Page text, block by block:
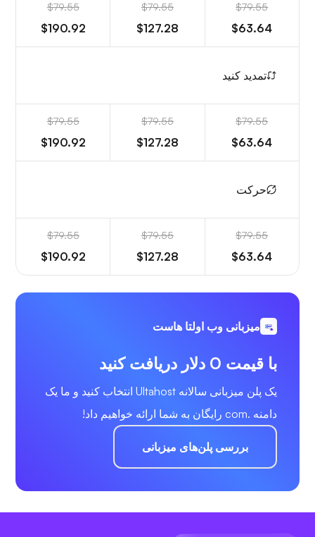
$79.55
$63.64
$79.55
$127.28
$79.55
$190.92
تمدید کنید
$79.55
$63.64
$79.55
$127.28
$79.55
$190.92
حرکت
$79.55
$63.64
$79.55
$127.28
$79.55
$190.92
میزبانی وب اولتا هاست
با قیمت 0 دلار دریافت کنید
یک پلن میزبانی سالانه Ultahost انتخاب کنید و ما یک
دامنه .com رایگان به شما ارائه خواهیم داد!
بررسی پلن‌های میزبانی